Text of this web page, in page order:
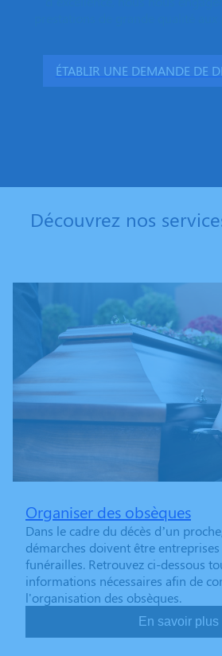
ÉTABLIR UNE DEMANDE DE
Découvrez nos
Organiser des obsèques
Dans le cadre du décès d’un
démarches doivent être
funérailles. Retrouvez ci-dessous
informations nécessaires afin de
l'organisation des obsèques.
En savoir plus